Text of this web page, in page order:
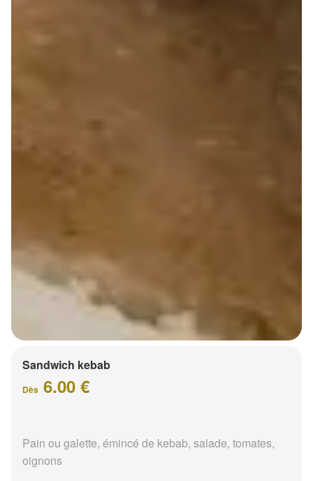
Sandwich kebab
Dès 6.00 €
Pain ou galette, émincé de kebab, salade, tomates,
oignons